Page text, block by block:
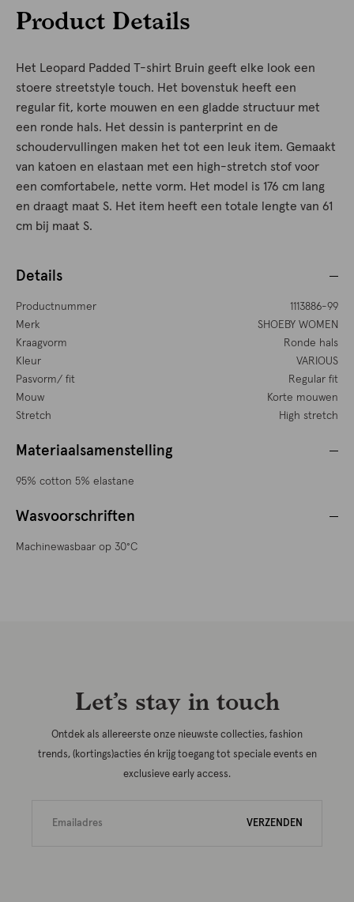
Product Details
Het Leopard Padded T-shirt Bruin geeft elke look een
stoere streetstyle touch. Het bovenstuk heeft een
regular fit, korte mouwen en een gladde structuur met
een ronde hals. Het dessin is panterprint en de
schoudervullingen maken het tot een leuk item. Gemaakt
van katoen en elastaan met een high-stretch stof voor
een comfortabele, nette vorm. Het model is 176 cm lang
en draagt maat S. Het item heeft een totale lengte van 61
cm bij maat S.
Details
Productnummer
1113886-99
Merk
SHOEBY WOMEN
Kraagvorm
Ronde hals
Kleur
VARIOUS
Pasvorm/ fit
Regular fit
Mouw
Korte mouwen
Stretch
High stretch
Materiaalsamenstelling
95% cotton 5% elastane
Wasvoorschriften
Machinewasbaar op 30°C
Let’s stay in touch
Ontdek als allereerste onze nieuwste collecties, fashion
trends, (kortings)acties én krijg toegang tot speciale events en
exclusieve early access.
VERZENDEN